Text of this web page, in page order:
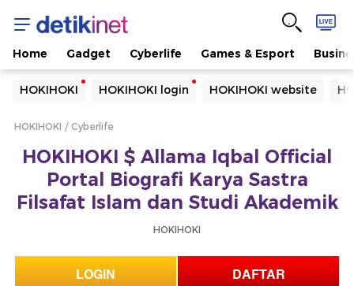
Home Gadget Cyberlife Games & Esport
HOKIHOKI HOKIHOKI login HOKIHOKI website
Yang sedang ramai dicari
Loading...
Loading...
HOKIHOKI Cyberlife
HOKIHOKI $ Allama Iqbal Official
Portal Biografi Karya Sastra
Filsafat Islam dan Studi Akademik
HOKIHOKI
LOGIN DAFTAR